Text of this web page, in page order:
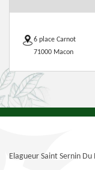
6 place Carnot
71000 Macon
Elagueur Saint Sernin Du